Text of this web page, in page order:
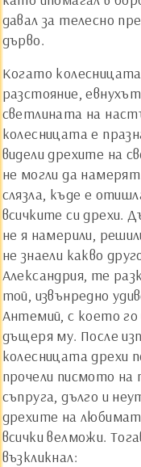
давал за телесно
дърво.
Когато
разстояние,
светлината на
колесницата е
видели дрехите на
не могли да
слязла, къде е
всичките си дрехи.
не я намерили,
не знаели какво
Александрия, те
той, извънредно
Антемий, с което го
дъщеря му. После
колесницата дрехи
прочели писмото на
съпруга, дълго и
дрехите на
всички велможи.
възкликнал: